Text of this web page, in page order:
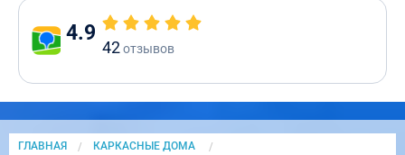
4.9
42отзывов
ГЛАВНАЯ
КАРКАСНЫЕ ДОМА